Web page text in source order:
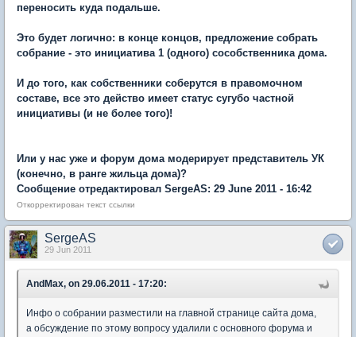
переносить куда подальше.
Это будет логично: в конце концов, предложение собрать
собрание - это инициатива 1 (одного) сособственника дома.
И до того, как собственники соберутся в правомочном
составе, все это действо имеет статус сугубо частной
инициативы (и не более того)!
Или у нас уже и форум дома модерирует представитель УК
(конечно, в ранге жильца дома)?
Сообщение отредактировал SergeAS: 29 June 2011 - 16:42
Откорректирован текст ссылки
SergeAS
29 Jun 2011
AndMax, on 29.06.2011 - 17:20:
Инфо о собрании разместили на главной странице сайта дома,
а обсуждение по этому вопросу удалили с основного форума и